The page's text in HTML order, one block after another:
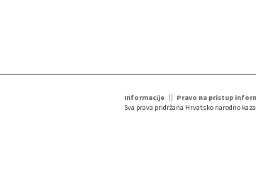
Informacije Pravo na pristup
Sva prava pridržana Hrvatsko narodno